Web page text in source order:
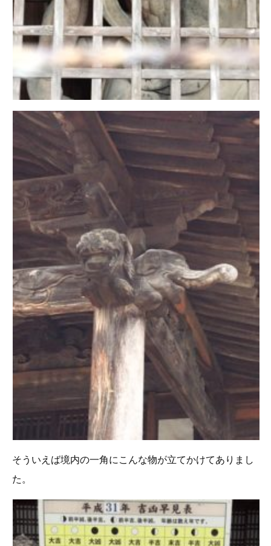
そういえば境内の一角にこんな物が立てかけてありまし
た。